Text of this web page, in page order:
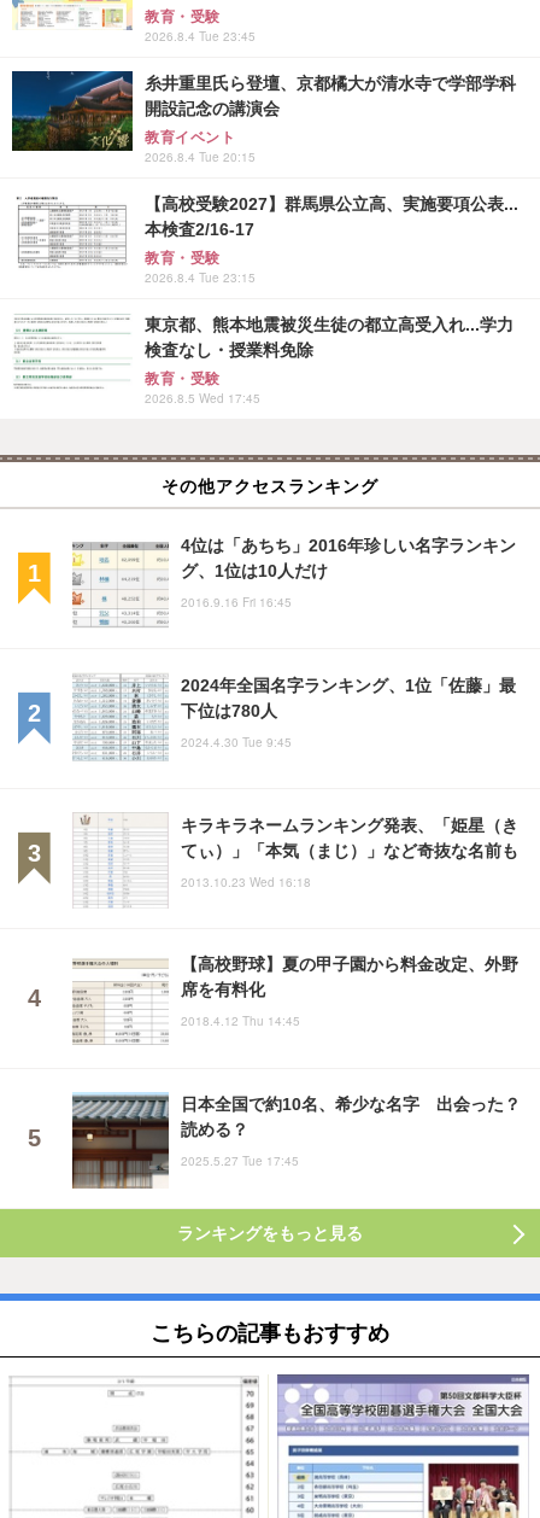
教育・受験
2026.8.4 Tue 23:45
糸井重里氏ら登壇、京都橘大が清水寺で学部学科
開設記念の講演会
教育イベント
2026.8.4 Tue 20:15
【高校受験2027】群馬県公立高、実施要項公表...
本検査2/16-17
教育・受験
2026.8.4 Tue 23:15
東京都、熊本地震被災生徒の都立高受入れ...学力
検査なし・授業料免除
教育・受験
2026.8.5 Wed 17:45
その他アクセスランキング
4位は「あちち」2016年珍しい名字ランキン
グ、1位は10人だけ
2016.9.16 Fri 16:45
2024年全国名字ランキング、1位「佐藤」最
下位は780人
2024.4.30 Tue 9:45
キラキラネームランキング発表、「姫星（き
てぃ）」「本気（まじ）」など奇抜な名前も
2013.10.23 Wed 16:18
【高校野球】夏の甲子園から料金改定、外野
席を有料化
2018.4.12 Thu 14:45
日本全国で約10名、希少な名字 出会った？
読める？
2025.5.27 Tue 17:45
ランキングをもっと見る
こちらの記事もおすすめ